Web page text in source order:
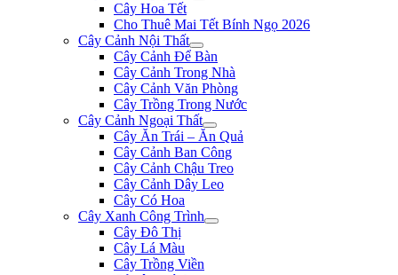
Cây Hoa Tết
Cho Thuê Mai Tết Bính Ngọ 2026
Cây Cảnh Nội Thất
Cây Cảnh Để Bàn
Cây Cảnh Trong Nhà
Cây Cảnh Văn Phòng
Cây Trồng Trong Nước
Cây Cảnh Ngoại Thất
Cây Ăn Trái – Ăn Quả
Cây Cảnh Ban Công
Cây Cảnh Chậu Treo
Cây Cảnh Dây Leo
Cây Có Hoa
Cây Xanh Công Trình
Cây Đô Thị
Cây Lá Màu
Cây Trồng Viền